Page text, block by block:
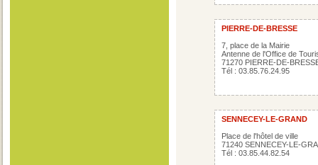
PIERRE-DE-BRESSE
7, place de la Mairie
Antenne de l'Office de
71270 PIERRE-DE-
Tél : 03.85.76.24.95
SENNECEY-LE-GRAND
Place de l'hôtel de ville
71240 SENNECEY-LE-
Tél : 03.85.44.82.54